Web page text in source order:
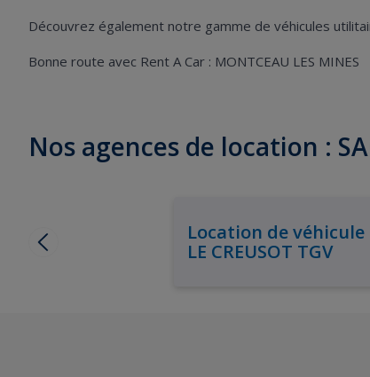
Découvrez également notre gamme de véhicules
Bonne route avec Rent A Car : MONTCEAU LES MINES
Nos agences de location :
Location de véhicule
LE CREUSOT TGV